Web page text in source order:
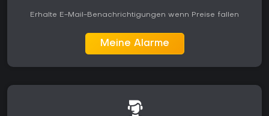
Erhalte E-Mail-Benachrichtigungen wenn Preise fallen
Meine Alarme